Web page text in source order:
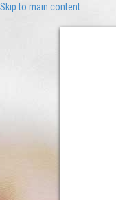
Skip to main content